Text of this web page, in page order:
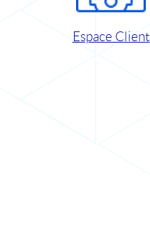
Espace Client